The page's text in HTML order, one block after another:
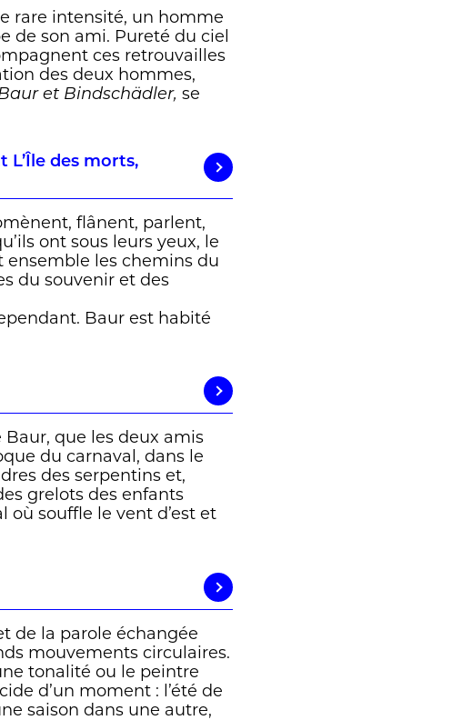
rare intensité, un homme
de son ami. Pureté du ciel
ces retrouvailles
des deux hommes,
et Bindschädler, se
L’Île des morts,
flânent, parlent,
ont sous leurs yeux, le
ensemble les chemins du
du souvenir et des
Baur est habité
Baur, que les deux amis
du carnaval, dans le
des serpentins et,
grelots des enfants
où souffle le vent d’est et
de la parole échangée
mouvements circulaires.
tonalité ou le peintre
d’un moment : l’été de
saison dans une autre,